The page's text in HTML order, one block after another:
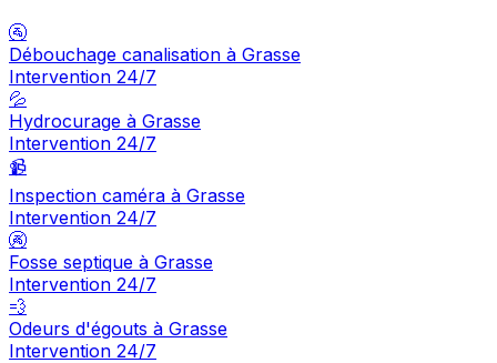
🚰
Débouchage canalisation à Grasse
Intervention 24/7
💦
Hydrocurage à Grasse
Intervention 24/7
📹
Inspection caméra à Grasse
Intervention 24/7
🚱
Fosse septique à Grasse
Intervention 24/7
💨
Odeurs d'égouts à Grasse
Intervention 24/7